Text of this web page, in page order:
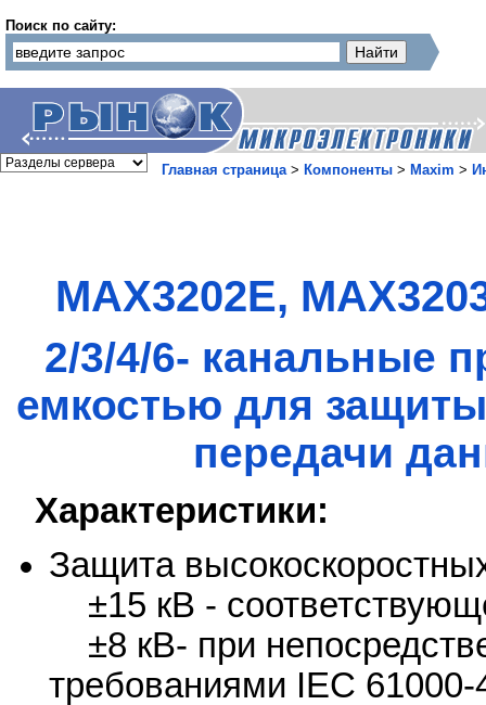
Поиск по сайту:
Главная страница> Компоненты > Maxim >
MAX3202E,
2/3/4/6- канальные
емкостью для
передачи
Характеристики:
Защита
±15 кВ -
±8 кВ- при
требованиями IEC 61000-